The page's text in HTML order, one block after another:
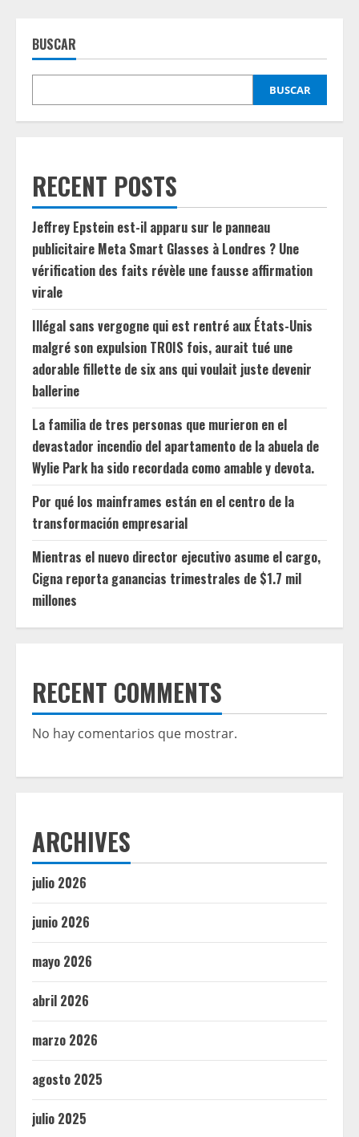
BUSCAR
BUSCAR
RECENT POSTS
Jeffrey Epstein est-il apparu sur le panneau
publicitaire Meta Smart Glasses à Londres ? Une
vérification des faits révèle une fausse affirmation
virale
Illégal sans vergogne qui est rentré aux États-Unis
malgré son expulsion TROIS fois, aurait tué une
adorable fillette de six ans qui voulait juste devenir
ballerine
La familia de tres personas que murieron en el
devastador incendio del apartamento de la abuela de
Wylie Park ha sido recordada como amable y devota.
Por qué los mainframes están en el centro de la
transformación empresarial
Mientras el nuevo director ejecutivo asume el cargo,
Cigna reporta ganancias trimestrales de $1.7 mil
millones
RECENT COMMENTS
No hay comentarios que mostrar.
ARCHIVES
julio 2026
junio 2026
mayo 2026
abril 2026
marzo 2026
agosto 2025
julio 2025